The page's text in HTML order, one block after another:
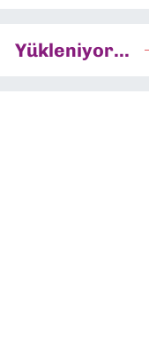
Yükleniyor...